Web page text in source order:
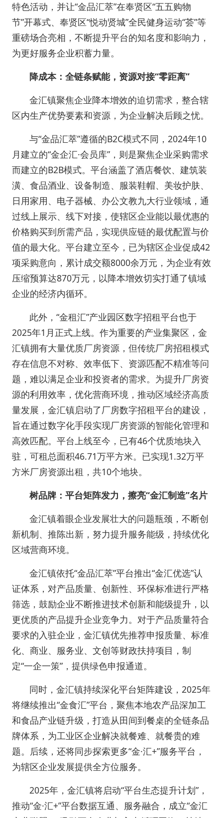
特色活动，并让“金品汇萃”在奉贤区“五五购物
节”开幕式、奉贤区“悦动贤城”全民健身运动“荟”等
重磅场合亮相，不断提升平台的知名度和影响力，
为更好服务企业积蓄力量。
降成本：全链条赋能，资源对接“零距离”
金汇镇聚焦企业降本增效的迫切需求，整合辖
区内生产优势要素和资源，为企业解决后顾之忧。
与“金品汇萃”遵循的B2C模式不同，2024年10
月建立的“金企汇·会员库”，则是聚焦企业采购需求
而建立的B2B模式。平台涵盖了酒店餐饮、建筑装
潢、食品酒业、设备制造、服装鞋帽、美妆护肤、
日用家用、电子器械、办公文教九大行业领域，通
过线上展示、线下对接，使辖区企业能以最优惠的
价格购买到所需产品，实现供应链的最优配置与价
值的最大化。平台建立至今，已为辖区企业促成42
项采购意向，累计成交额8000余万元，为企业有效
压缩预算达870万元，以降本增效切实打通了镇域
企业的经济内循环。
此外，“金租汇”产业园区数字招租平台也于
2025年1月正式上线。作为重要的产业集聚区，金
汇镇拥有大量优质厂房资源，但传统厂房招租模式
存在信息不对称、效率低下、资源匹配不精准等问
题，难以满足企业和投资者的需求。为提升厂房资
源的利用效率，优化营商环境，推动区域经济高质
量发展，金汇镇启动了厂房数字招租平台的建设，
旨在通过数字化手段实现厂房资源的智能化管理和
高效匹配。平台上线至今，已有46个优质地块入
驻，可租总面积46.71万平方米。已实现1.32万平
方米厂房资源出租，共10个地块。
树品牌：平台矩阵发力，擦亮“金汇制造”名片
金汇镇着眼企业发展壮大的问题瓶颈，不断创
新机制、推陈出新，努力提升服务能级，持续优化
区域营商环境。
金汇镇依托“金品汇萃”平台推出“金汇优选”认
证体系，对产品质量、创新性、环保标准进行严格
筛选，鼓励企业不断推进技术创新和能级提升，以
更优质的产品提升企业竞争力。对于产品质量符合
要求的入驻企业，金汇镇优先推荐申报质量、标准
化、商业、服务业、文创等财政扶持项目，制
定“一企一策”，提供绿色申报通道。
同时，金汇镇持续深化平台矩阵建设，2025年
将继续推出“金食汇”平台，聚焦本地农产品深加工
和食品产业链升级，打造从田间到餐桌的全链条品
牌体系，为工业区企业解决就餐难、就餐贵的难
题。后续，还将同步探索更多“金·汇+”服务平台，
为辖区企业发展提供全方位服务。
2025年，金汇镇将启动“平台生态提升计划”，
推动“金·汇+”平台数据互通、服务融合，成立“金汇